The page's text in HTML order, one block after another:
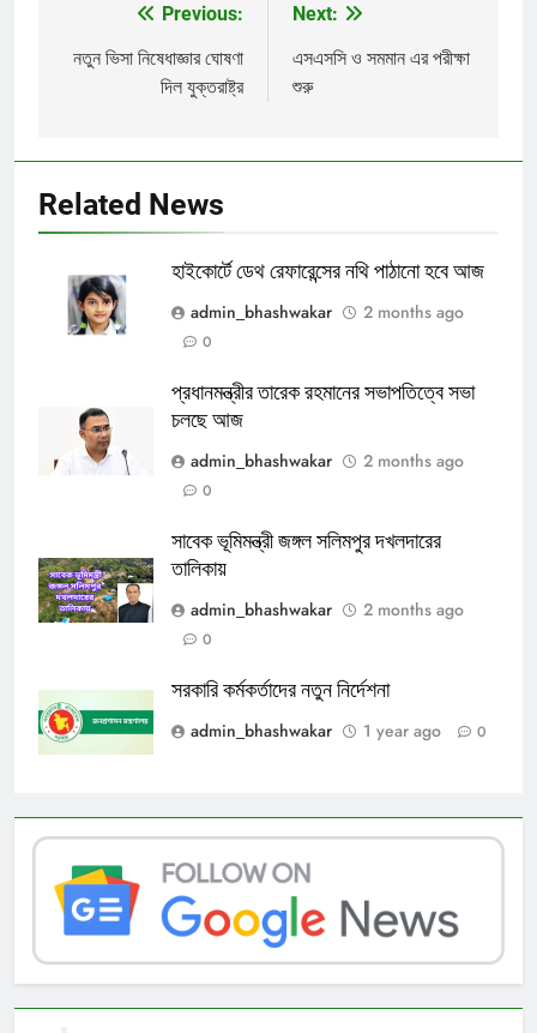
navigation
Previous:
নতুন ভিসা নিষেধাজ্ঞার ঘোষণা
দিল যুক্তরাষ্ট্র
Next:
এসএসসি ও সমমান এর পরীক্ষা
শুরু
Related News
হাইকোর্টে ডেথ রেফারেন্সের নথি পাঠানো হবে আজ
admin_bhashwakar
2 months ago
0
প্রধানমন্ত্রীর তারেক রহমানের সভাপতিত্বে সভা
চলছে আজ
admin_bhashwakar
2 months ago
0
সাবেক ভূমিমন্ত্রী জঙ্গল সলিমপুর দখলদারের
তালিকায়
admin_bhashwakar
2 months ago
0
সরকারি কর্মকর্তাদের নতুন নির্দেশনা
admin_bhashwakar
1 year ago 0